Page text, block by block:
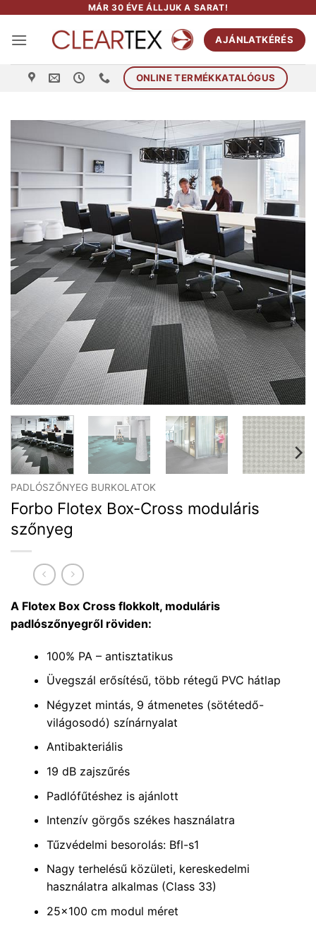
content
MÁR 30 ÉVE ÁLLJUK A SARAT!
AJÁNLATKÉRÉS
ONLINE TERMÉKKATALÓGUS
PADLÓSZŐNYEG BURKOLATOK
Forbo Flotex Box-Cross moduláris
szőnyeg
A Flotex Box Cross flokkolt, moduláris
padlószőnyegről röviden:
100% PA – antisztatikus
Üvegszál erősítésű, több rétegű PVC hátlap
Négyzet mintás, 9 átmenetes (sötétedő-
világosodó) színárnyalat
Antibakteriális
19 dB zajszűrés
Padlófűtéshez is ajánlott
Intenzív görgős székes használatra
Tűzvédelmi besorolás: Bfl-s1
Nagy terhelésű közületi, kereskedelmi
használatra alkalmas (Class 33)
25×100 cm modul méret